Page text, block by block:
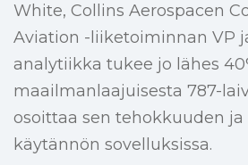
White, Collins Aerospacen
Aviation -liiketoiminnan VP
analytiikka tukee jo lähes
maailmanlaajuisesta 787-
osoittaa sen tehokkuuden
käytännön sovelluksissa.